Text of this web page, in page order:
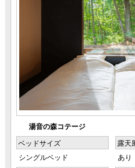
湯音の森コテージ
ベッドサイズ
シングルベッド
露天
あり